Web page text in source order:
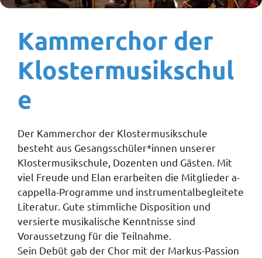
Kammerchor der
Klostermusikschul
e
Der Kammerchor der Klostermusikschule
besteht aus Gesangsschüler*innen unserer
Klostermusikschule, Dozenten und Gästen. Mit
viel Freude und Elan erarbeiten die Mitglieder a-
cappella-Programme und instrumentalbegleitete
Literatur. Gute stimmliche Disposition und
versierte musikalische Kenntnisse sind
Voraussetzung für die Teilnahme.
Sein Debüt gab der Chor mit der Markus-Passion